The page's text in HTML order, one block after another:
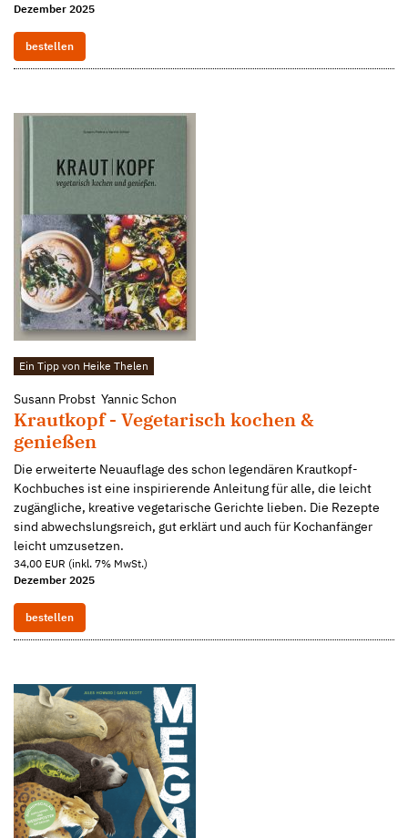
Dezember 2025
bestellen
Ein Tipp von Heike Thelen
Susann Probst Yannic Schon
Krautkopf - Vegetarisch kochen &
genießen
Die erweiterte Neuauflage des schon legendären Krautkopf-
Kochbuches ist eine inspirierende Anleitung für alle, die leicht
zugängliche, kreative vegetarische Gerichte lieben. Die Rezepte
sind abwechslungsreich, gut erklärt und auch für Kochanfänger
leicht umzusetzen.
34,00 EUR (inkl. 7% MwSt.)
Dezember 2025
bestellen